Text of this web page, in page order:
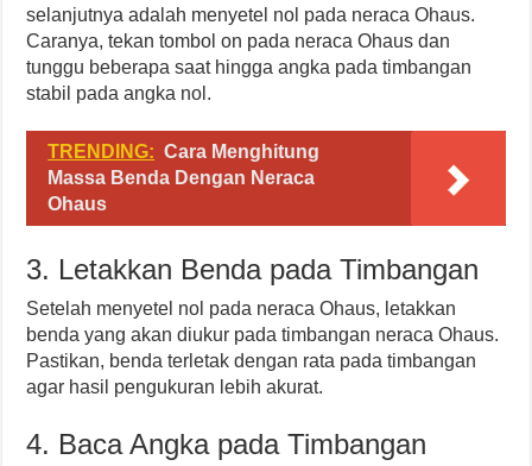
selanjutnya adalah menyetel nol pada neraca Ohaus.
Caranya, tekan tombol on pada neraca Ohaus dan
tunggu beberapa saat hingga angka pada timbangan
stabil pada angka nol.
TRENDING: Cara Menghitung
Massa Benda Dengan Neraca
Ohaus
3. Letakkan Benda pada Timbangan
Setelah menyetel nol pada neraca Ohaus, letakkan
benda yang akan diukur pada timbangan neraca Ohaus.
Pastikan, benda terletak dengan rata pada timbangan
agar hasil pengukuran lebih akurat.
4. Baca Angka pada Timbangan